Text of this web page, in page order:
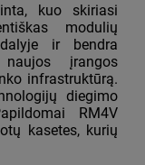
kuo skiriasi
modulių
ir bendra
įrangos
infrastruktūrą.
diegimo
RM4V
kasetes, kurių